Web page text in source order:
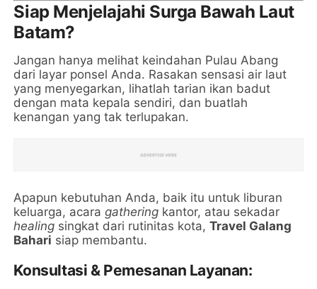
Siap Menjelajahi Surga Bawah Laut
Batam?
Jangan hanya melihat keindahan Pulau Abang
dari layar ponsel Anda. Rasakan sensasi air laut
yang menyegarkan, lihatlah tarian ikan badut
dengan mata kepala sendiri, dan buatlah
kenangan yang tak terlupakan.
Apapun kebutuhan Anda, baik itu untuk liburan
keluarga, acaragathering kantor, atau sekadar
healing singkat dari rutinitas kota,Travel Galang
Bahari siap membantu.
Konsultasi & Pemesanan Layanan: